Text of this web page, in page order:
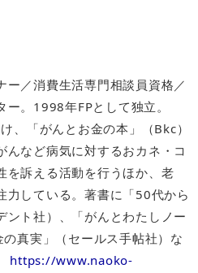
ー／消費生活専門相談員資格／
。1998年FPとして独立。
、「がんとお金の本」（Bkc）
んなど病気に対するおカネ・コ
を訴える活動を行うほか、老
力している。著書に「50代から
ント社）、「がんとわたしノー
真実」（セールス手帖社）な
https://www.naoko-